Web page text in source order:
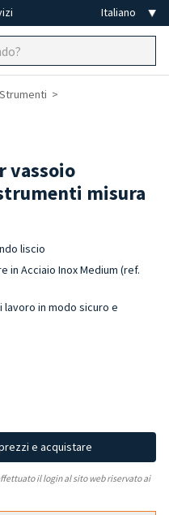
vassoio
misura
liscio
in Acciaio Inox Medium (ref.
in modo sicuro e
e acquistare
il login al sito web riservato ai